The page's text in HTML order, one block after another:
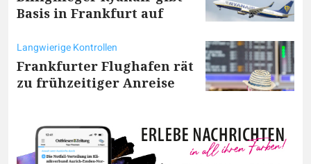
Basis in Frankfurt auf
Langwierige Kontrollen
Frankfurter Flughafen rät
zu frühzeitiger Anreise